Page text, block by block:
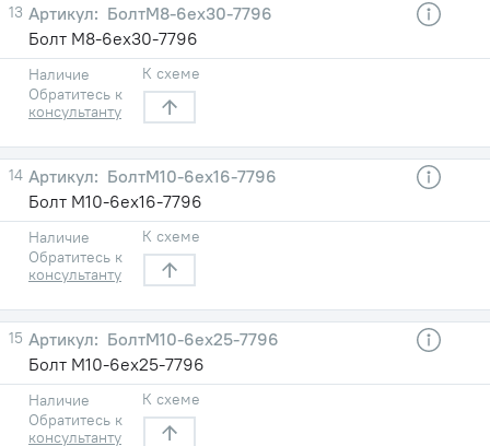
13
БолтМ8-6ех30-7796
Болт М8-6ех30-7796
Наличие
Обратитесь к
консультанту
К схеме
14
БолтМ10-6ех16-7796
Болт М10-6ех16-7796
Наличие
Обратитесь к
консультанту
К схеме
15
БолтМ10-6ех25-7796
Болт М10-6ех25-7796
Наличие
Обратитесь к
консультанту
К схеме